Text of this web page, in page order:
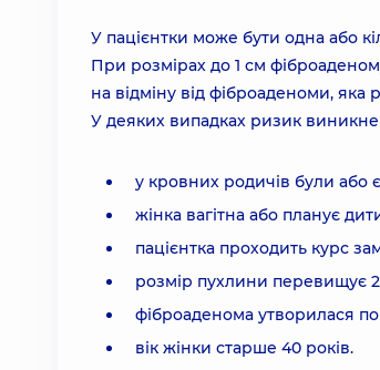
У пацієнтки може бути одна або
При розмірах до 1 см
на відміну від фіброаденоми, яка
У деяких випадках ризик
у кровних родичів були або
жінка вагітна або планує
пацієнтка проходить курс
розмір пухлини перевищує
фіброаденома утворилася
вік жінки старше 40 років.